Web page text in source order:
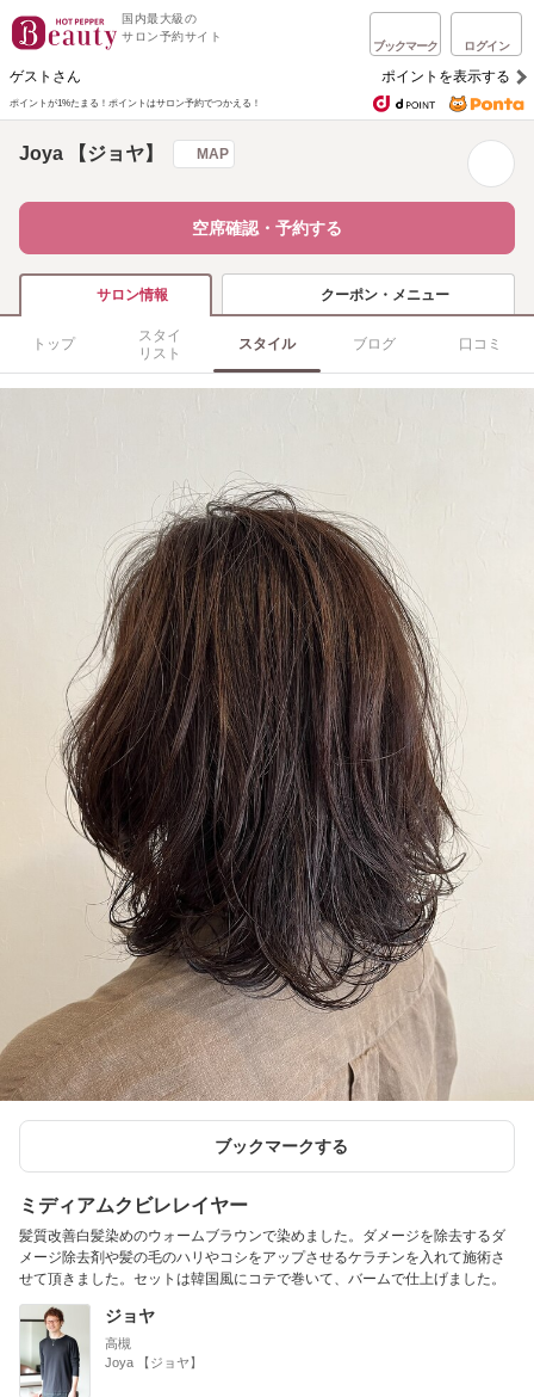
国内最大級の
サロン予約サイト
ブックマーク ログイン
ゲストさん ポイントを表示する
ポイントが1%たまる！ ポイントはサロン予約でつかえる！
Joya 【ジョヤ】 MAP
空席確認・予約する
サロン情報 クーポン・メニュー
トップ
スタイ
リスト
スタイル ブログ 口コミ
ブックマークする
ミディアムクビレレイヤー
髪質改善白髪染めのウォームブラウンで染めました。ダメージを除去するダ
メージ除去剤や髪の毛のハリやコシをアップさせるケラチンを入れて施術さ
せて頂きました。セットは韓国風にコテで巻いて、バームで仕上げました。
ジョヤ
高槻
Joya 【ジョヤ】